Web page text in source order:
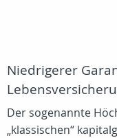
Niedrigerer
Der sogenannte
„klassischen“